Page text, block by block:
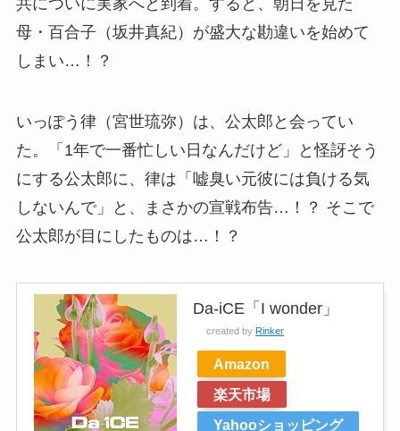
共についに実家へと到着。すると、朝日を見た
母・百合子（坂井真紀）が盛大な勘違いを始めて
しまい…！？
いっぽう律（宮世琉弥）は、公太郎と会ってい
た。「1年で一番忙しい日なんだけど」と怪訝そう
にする公太郎に、律は「嘘臭い元彼には負ける気
しないんで」と、まさかの宣戦布告…！？ そこで
公太郎が目にしたものは…！？
Da-iCE「I wonder」
created by Rinker
Amazon
楽天市場
Yahooショッピング